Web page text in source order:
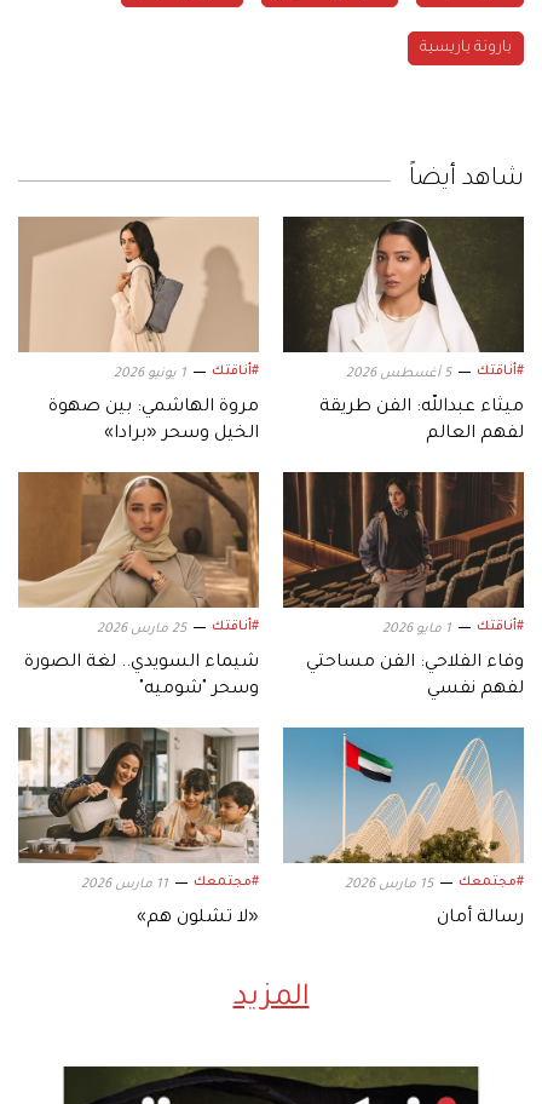
بارونة باريسية
شاهد أيضاً
#أناقتك 5 أغسطس 2026
ميثاء عبدالله: الفن طريقة
لفهم العالم
#أناقتك 1 يونيو 2026
مروة الهاشمي: بين صهوة
الخيل وسحر «برادا»
#أناقتك 1 مايو 2026
وفاء الفلاحي: الفن مساحتي
لفهم نفسي
#أناقتك 25 مارس 2026
شيماء السويدي.. لغة الصورة
وسحر "شوميه"
#مجتمعك 15 مارس 2026
رسالة أمان
#مجتمعك 11 مارس 2026
«لا تشلون هم»
المزيد